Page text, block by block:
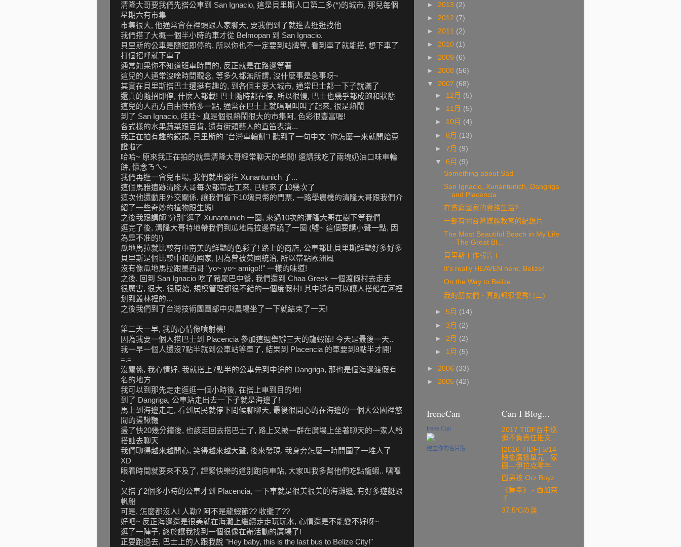
清隆大哥要我們先搭公車到 San Ignacio, 這是貝里斯人口第二多(*)的城市, 那兒每個
星期六有市集
市集很大, 他通常會在裡頭跟人家聊天, 要我們到了就進去逛逛找他
我們搭了大概一個半小時的車才從 Belmopan 到 San Ignacio.
貝里斯的公車是隨招即停的, 所以你也不一定要到站牌等, 看到車了就能搭, 想下車了
打個招呼就下車了
通常如果你不知道班車時間的, 反正就是在路邊等著
這兒的人通常沒啥時間觀念, 等多久都無所謂, 沒什麼事是急事呀~
其實在貝里斯搭巴士還挺有趣的, 到各個主要大城市, 通常巴士都一下子就滿了
還真的隨招即停, 什麼人都載! 巴士隨時都在停, 所以很慢, 巴士也幾乎都成飽和狀態
這兒的人西方自由性格多一點, 通常在巴士上就唱唱叫叫了起來, 很是熱鬧
到了 San Ignacio, 哇哇~ 真是個很熱鬧很大的市集阿, 色彩很豐富喔!
各式樣的水果蔬菜跟百貨, 還有街頭藝人的直笛表演...
我正在拍有趣的鏡頭, 貝里斯的 "台灣車輪餅"! 聽到了一句中文 "你怎麼一來就開始蒐
證啦?"
哈哈~ 原來我正在拍的就是清隆大哥經常聊天的老闆! 還請我吃了兩塊奶油口味車輪
餅, 懷念ㄋㄟ~
我們再逛一會兒市場, 我們就出發往 Xunantunich 了...
這個馬雅遺跡清隆大哥每次都帶志工來, 已經來了10幾次了
這次他還動用外交關係, 讓我們省下10塊貝幣的門票, 一路學農機的清隆大哥跟我們介
紹了一些奇妙的植物跟生態!
之後我跟講師"分別"逛了 Xunantunich 一圈, 來過10次的清隆大哥在樹下等我們
逛完了後, 清隆大哥特地帶我們到瓜地馬拉邊界繞了一圈 (噓~ 這個要講小聲一點, 因
為是不准的!)
瓜地馬拉就比較有中南美的鮮豔的色彩了! 路上的商店, 公車都比貝里斯鮮豔好多好多
貝里斯是個比較中和的國家, 因為曾被英國統治, 所以帶點歐洲風
沒有像瓜地馬拉跟墨西哥 "yo~ yo~ amigo!!" 一樣的味道!
之後, 回到 San Ignacio 吃了豬尾巴中餐, 我們還到 Chaa Greek 一個渡假村去走走
很厲害, 很大, 很原始, 規模管理都很不錯的一個度假村! 其中還有可以讓人搭船在河裡
划到叢林裡的...
之後我們到了台灣技術團團部中央農場坐了一下就結束了一天!
第二天一早, 我的心情像噴射機!
因為我要一個人搭巴士到 Placencia 參加這週舉辦三天的龍蝦節! 今天是最後一天..
我一早一個人還沒7點半就到公車站等車了, 結果到 Placencia 的車要到8點半才開!
=.=
沒關係, 我心情好, 我就搭上7點半的公車先到中途的 Dangriga, 那也是個海邊渡假有
名的地方
我可以到那先走走逛逛一個小時後, 在搭上車到目的地!
到了 Dangriga, 公車站走出去一下子就是海邊了!
馬上到海邊走走, 看到居民就停下問候聊聊天, 最後很開心的在海邊的一個大公園裡悠
閒的盪鞦韆
盪了快20幾分鐘後, 也該走回去搭巴士了, 路上又被一群在廣場上坐著聊天的一家人給
搭訕去聊天
我們聊得越來越開心, 笑得越來越大聲, 後來發現, 我身旁怎麼一時間圍了一堆人了
XD
眼看時間就要來不及了, 趕緊快樂的道別跑向車站, 大家叫我多幫他們吃點龍蝦.. 嘿嘿
~
又搭了2個多小時的公車才到 Placencia, 一下車就是很美很美的海灘邊, 有好多遊艇跟
帆船
可是, 怎麼都沒人! 人勒? 阿不是龍蝦節?? 收攤了??
好吧~ 反正海邊還是很美就在海灘上繼續走走玩玩水, 心情還是不能變不好呀~
逛了一陣子, 終於讓我找到一個很像在辦活動的廣場了!
正要跑過去, 巴士上的人跟我說 "Hey baby, this is the last bus to Belize City!"
► 2013 (2)
► 2012 (7)
► 2011 (2)
► 2010 (1)
► 2009 (6)
► 2008 (56)
▼ 2007 (68)
► 12月 (5)
► 11月 (5)
► 10月 (4)
►8月 (13)
►7月 (9)
▼6月 (9)
Something about Sad
San Ignacio, Xunantunich, Dangriga
and Placencia
在貧窮國家的貴族生活?
一部有關台灣媒體教育的紀錄片
The Most Beautiful Beach in My Life
- The Great Bl...
貝里斯工作報告 I
It's really HEAVEN here, Belize!
On the Way to Belize
我的朋友們、真的都很優秀! (二)
► 5月 (14)
►3月 (2)
► 2月 (2)
► 1月 (5)
► 2006 (33)
► 2005 (42)
IreneCan
Irene Can
建立你的名片貼
Can I Blog...
2017 TIDF台中巡
迴不負責任推文
[2016 TIDF] 5/14
映後廣播單元 - 家
園—伊拉克零年
囧男孩 Orz Boyz
《舞臺》 - 西加奈
子
37.5℃の淚